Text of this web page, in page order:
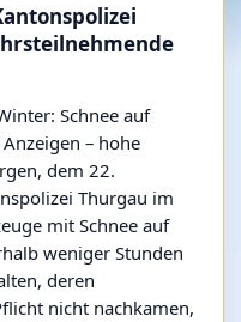
Schnee auf
– hohe
dem 22.
Thurgau im
mit Schnee auf
weniger Stunden
deren
nicht nachkamen,